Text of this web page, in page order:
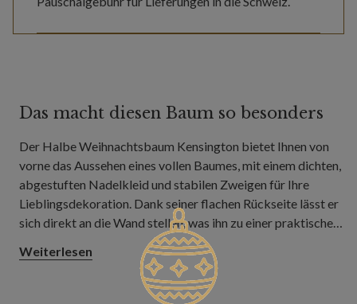
Das macht diesen Baum so besonders
Der Halbe Weihnachtsbaum Kensington bietet Ihnen von
vorne das Aussehen eines vollen Baumes, mit einem dichten,
abgestuften Nadelkleid und stabilen Zweigen für Ihre
Lieblingsdekoration. Dank seiner flachen Rückseite lässt er
sich direkt an die Wand stellen, was ihn zu einer praktischen
Wahl für Flure, Wohnungen und Räume mit begrenzter
Stellfläche macht.
Weiterlesen